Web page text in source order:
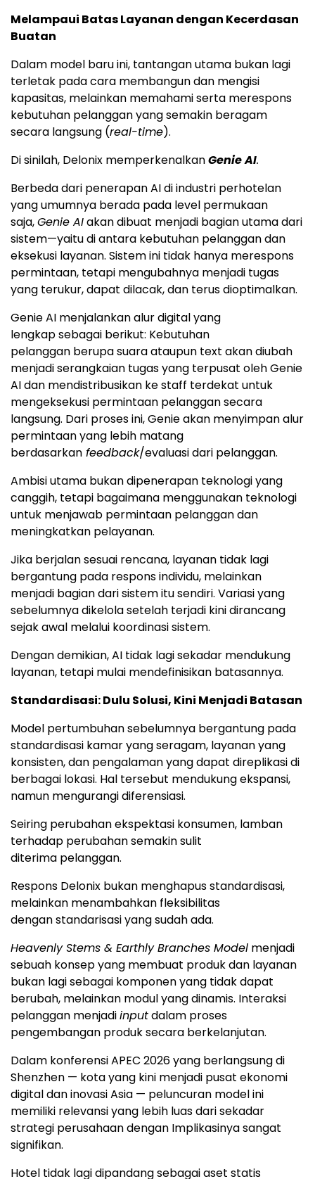
Melampaui Batas Layanan dengan Kecerdasan
Buatan
Dalam model baru ini, tantangan utama bukan lagi
terletak pada cara membangun dan mengisi
kapasitas, melainkan memahami serta merespons
kebutuhan pelanggan yang semakin beragam
secara langsung (real-time).
Di sinilah, Delonix memperkenalkanGenie AI.
Berbeda dari penerapan AI di industri perhotelan
yang umumnya berada pada level permukaan
saja,Genie AIakan dibuat menjadi bagian utama dari
sistem—yaitu di antara kebutuhan pelanggan dan
eksekusi layanan. Sistem ini tidak hanya merespons
permintaan, tetapi mengubahnya menjadi tugas
yang terukur, dapat dilacak, dan terus dioptimalkan.
Genie AI menjalankan alur digital yang
lengkap sebagai berikut: Kebutuhan
pelanggan berupa suara ataupun text akan diubah
menjadi serangkaian tugas yang terpusat oleh Genie
AI dan mendistribusikan ke staff terdekat untuk
mengeksekusi permintaan pelanggan secara
langsung. Dari proses ini, Genie akan menyimpan alur
permintaan yang lebih matang
berdasarkan feedback/evaluasi dari pelanggan.
Ambisi utama bukan dipenerapan teknologi yang
canggih, tetapi bagaimana menggunakan teknologi
untuk menjawab permintaan pelanggan dan
meningkatkan pelayanan.
Jika berjalan sesuai rencana, layanan tidak lagi
bergantung pada respons individu, melainkan
menjadi bagian dari sistem itu sendiri. Variasi yang
sebelumnya dikelola setelah terjadi kini dirancang
sejak awal melalui koordinasi sistem.
Dengan demikian, AI tidak lagi sekadar mendukung
layanan, tetapi mulai mendefinisikan batasannya.
Standardisasi: Dulu Solusi, Kini Menjadi Batasan
Model pertumbuhan sebelumnya bergantung pada
standardisasi kamar yang seragam, layanan yang
konsisten, dan pengalaman yang dapat direplikasi di
berbagai lokasi. Hal tersebut mendukung ekspansi,
namun mengurangi diferensiasi.
Seiring perubahan ekspektasi konsumen, lamban
terhadap perubahan semakin sulit
diterima pelanggan.
Respons Delonix bukan menghapus standardisasi,
melainkan menambahkan fleksibilitas
dengan standarisasi yang sudah ada.
Heavenly Stems & Earthly Branches Model menjadi
sebuah konsep yang membuat produk dan layanan
bukan lagi sebagai komponen yang tidak dapat
berubah, melainkan modul yang dinamis. Interaksi
pelanggan menjadiinputdalam proses
pengembangan produk secara berkelanjutan.
Dalam konferensi APEC 2026 yang berlangsung di
Shenzhen — kota yang kini menjadi pusat ekonomi
digital dan inovasi Asia — peluncuran model ini
memiliki relevansi yang lebih luas dari sekadar
strategi perusahaan dengan Implikasinya sangat
signifikan.
Hotel tidak lagi dipandang sebagai aset statis